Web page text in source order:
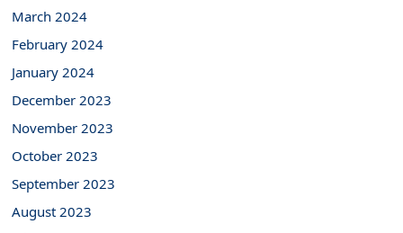
March 2024
February 2024
January 2024
December 2023
November 2023
October 2023
September 2023
August 2023